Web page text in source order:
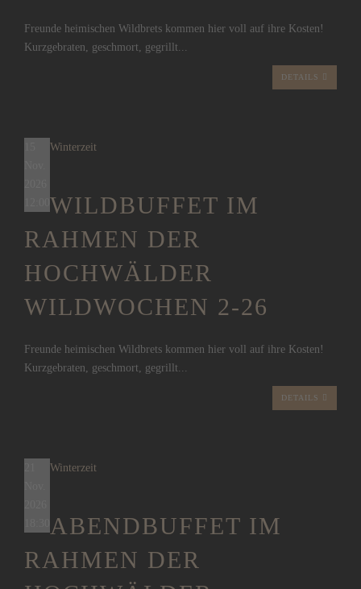
Freunde heimischen Wildbrets kommen hier voll auf ihre Kosten!
Kurzgebraten, geschmort, gegrillt...
DETAILS
Winterzeit
WILDBUFFET IM
RAHMEN DER
HOCHWÄLDER
WILDWOCHEN 2-26
Freunde heimischen Wildbrets kommen hier voll auf ihre Kosten!
Kurzgebraten, geschmort, gegrillt...
DETAILS
Winterzeit
ABENDBUFFET IM
RAHMEN DER